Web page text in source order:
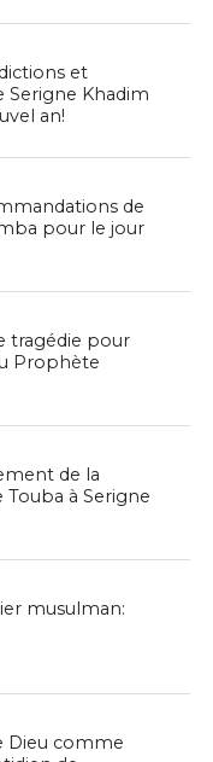
et
Serigne Khadim
an!
de
pour le jour
tragédie pour
Prophète
de la
à Serigne
musulman:
Dieu comme